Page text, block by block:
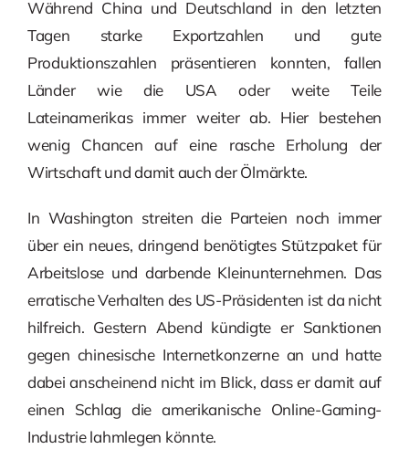
Während China und Deutschland in den letzten
Tagen starke Exportzahlen und gute
Produktionszahlen präsentieren konnten, fallen
Länder wie die USA oder weite Teile
Lateinamerikas immer weiter ab. Hier bestehen
wenig Chancen auf eine rasche Erholung der
Wirtschaft und damit auch der Ölmärkte.
In Washington streiten die Parteien noch immer
über ein neues, dringend benötigtes Stützpaket für
Arbeitslose und darbende Kleinunternehmen. Das
erratische Verhalten des US-Präsidenten ist da nicht
hilfreich. Gestern Abend kündigte er Sanktionen
gegen chinesische Internetkonzerne an und hatte
dabei anscheinend nicht im Blick, dass er damit auf
einen Schlag die amerikanische Online-Gaming-
Industrie lahmlegen könnte.